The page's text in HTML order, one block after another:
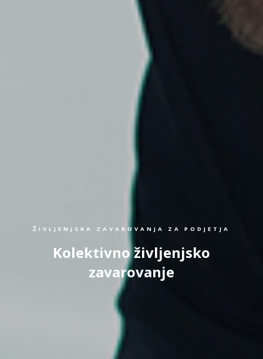
ŽIVLJENJSKA ZAVAROVANJA ZA PODJETJA
Kolektivno življenjsko
zavarovanje